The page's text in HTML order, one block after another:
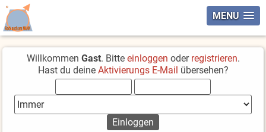
MENU
Willkommen Gast. Bitte einloggen oder registrieren.
Hast du deine Aktivierungs E-Mail übersehen?